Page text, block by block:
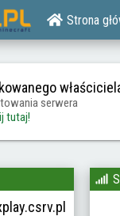
Strona
serwera
tutaj!